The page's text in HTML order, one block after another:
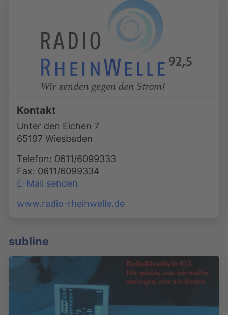
Kontakt
Unter den Eichen 7
65197 Wiesbaden
Telefon: 0611/6099333
Fax: 0611/6099334
E-Mail senden
www.radio-rheinwelle.de
subline